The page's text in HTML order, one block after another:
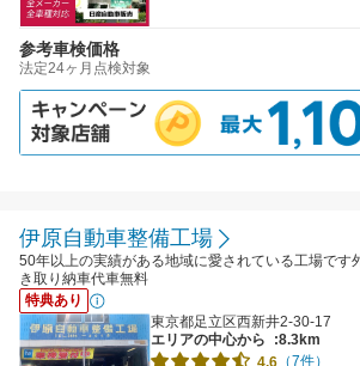
参考車検価格
法定24ヶ月点検対象
伊原自動車整備工場
50年以上の実績がある地域に愛されている工場です
き取り納車代車無料
特典あり
東京都足立区西新井2-30-17
エリアの中心から
:8.3km
（7件）